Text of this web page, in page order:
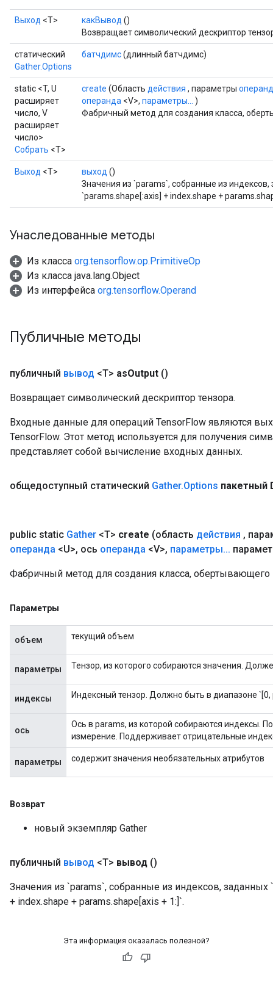
Выход <Т> какВывод ()
Возвращает символический дескриптор
статический
Gather.Options
батчдимс(длинный батчдимс)
static <T, U
расширяет
число, V
расширяет
число>
Собрать <T>
create (Область действия , параметры
операнда <V>, параметры...
)
Фабричный метод для создания класса,
Выход <Т> выход ()
Значения из `params`, собранные из
`params.shape[:axis] + index.shape +
Унаследованные методы
Из класса org.tensorflow.op.PrimitiveOp
Из класса java.lang.Object
Из интерфейса org.tensorflow.Operand
Публичные методы
публичный вывод <T> asOutput ()
Возвращает символический дескриптор тензора.
Входные данные для операций TensorFlow являются
TensorFlow. Этот метод используется для получения
представляет собой вычисление входных данных.
общедоступный статический Gather.Options пакетный
public static Gather <T> create (область действия ,
операнда <U>, ось операнда <V>, параметры...
Фабричный метод для создания класса,
Параметры
объем текущий объем
параметры Тензор, из которого собираются значения.
индексы Индексный тензор. Должно быть в диапазоне
ось
Ось в params, из которой собираются индексы.
измерение. Поддерживает отрицательные
параметры содержит значения необязательных атрибутов
Возврат
новый экземпляр Gather
публичный вывод <T> вывод ()
Значения из `params`, собранные из индексов,
+ index.shape + params.shape[axis + 1:]`.
Эта информация оказалась полезной?